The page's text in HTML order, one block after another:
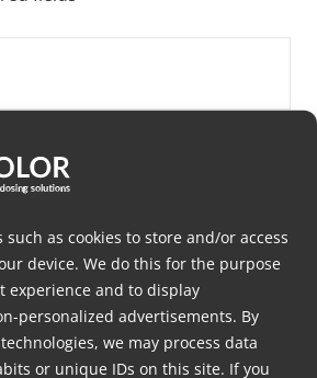
such as cookies to store and/or access
device. We do this for the purpose
experience and to display
personalized advertisements. By
we may process data
or unique IDs on this site. If you